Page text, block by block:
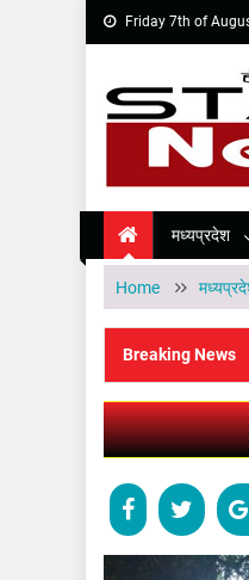
Friday 7th of
State
मध्यप्रदेश
Home
Breaking News